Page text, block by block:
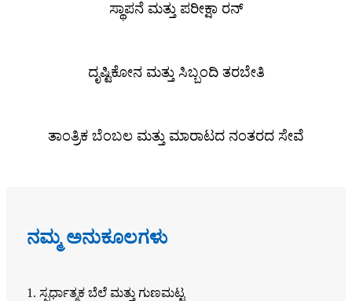
ಸ್ಥಾಪನೆ ಮತ್ತು ಪರೀಕ್ಷಾ ರನ್
ದೃಷ್ಟಿಕೋನ ಮತ್ತು ಸಿಬ್ಬಂದಿ ತರಬೇತಿ
ತಾಂತ್ರಿಕ ಬೆಂಬಲ ಮತ್ತು ಮಾರಾಟದ ನಂತರದ ಸೇವೆ
ನಮ್ಮ ಅನುಕೂಲಗಳು
1. ಸ್ಪರ್ಧಾತ್ಮಕ ಬೆಲೆ ಮತ್ತು ಗುಣಮಟ್ಟ